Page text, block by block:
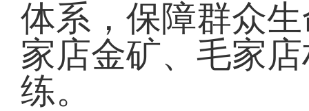
体系，保障群众
家店金矿、毛家
练。